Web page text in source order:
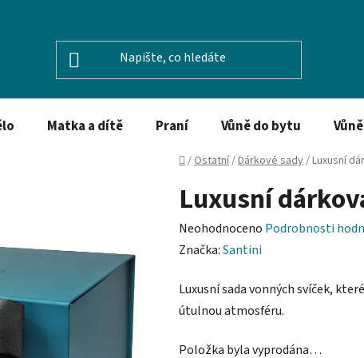
Matka a dítě Praní Vůně do bytu
Domů
/Ostatní/Dárkové sady/Luxusní
Luxusní
Průměrné
hodnocení
je
0,0
Neohodnoceno Podrobnosti
Značka:Santini
Luxusní sada vonných svíček,
útulnou atmosféru.
Položka byla vyprodána…